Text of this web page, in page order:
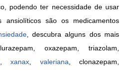
podendo ter necessidade de usar
ansiolíticos são os medicamentos
, descubra alguns dos mais
oxazepam, triazolam,
xanax valeriana , clonazepam,